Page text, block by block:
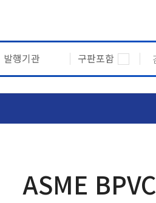
발행기관 구판포함
ASME BPVC